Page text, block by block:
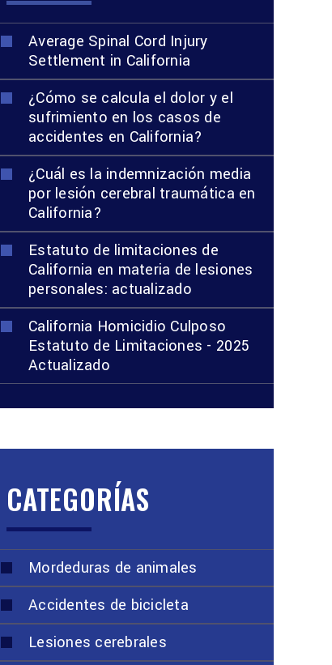
Average Spinal Cord Injury
Settlement in California
¿Cómo se calcula el dolor y el
sufrimiento en los casos de
accidentes en California?
¿Cuál es la indemnización media
por lesión cerebral traumática en
California?
Estatuto de limitaciones de
California en materia de lesiones
personales: actualizado
California Homicidio Culposo
Estatuto de Limitaciones - 2025
Actualizado
CATEGORÍAS
Mordeduras de animales
Accidentes de bicicleta
Lesiones cerebrales